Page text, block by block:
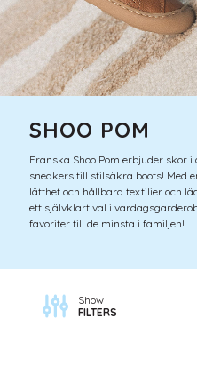
SHOO POM
Franska Shoo Pom erbjuder skor
sneakers till stilsäkra boots! Med
lätthet och hållbara textilier och
ett självklart val i
favoriter till de minsta i familjen!
Show
FILTERS